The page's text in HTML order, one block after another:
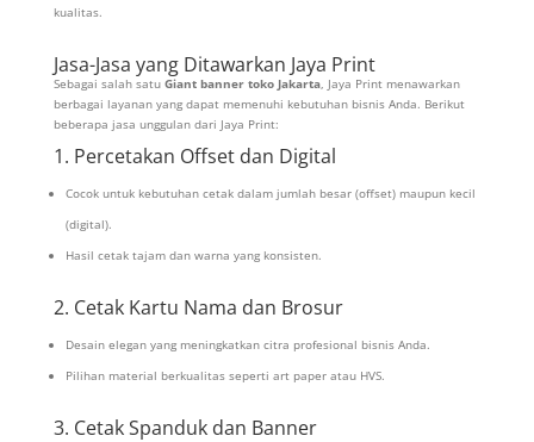
kualitas.
Jasa-Jasa yang Ditawarkan Jaya Print
Sebagai salah satu Giant banner toko Jakarta, Jaya Print menawarkan
berbagai layanan yang dapat memenuhi kebutuhan bisnis Anda. Berikut
beberapa jasa unggulan dari Jaya Print:
1. Percetakan Offset dan Digital
Cocok untuk kebutuhan cetak dalam jumlah besar (offset) maupun kecil
(digital).
Hasil cetak tajam dan warna yang konsisten.
2. Cetak Kartu Nama dan Brosur
Desain elegan yang meningkatkan citra profesional bisnis Anda.
Pilihan material berkualitas seperti art paper atau HVS.
3. Cetak Spanduk dan Banner